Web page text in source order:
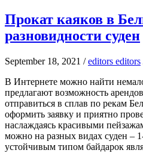
Прокат каяков в
разновидности суден
September 18, 2021 /editors editors
В Интернете можно найти
предлагают возможность
отправиться в сплав по рекам
оформить заявку и приятно
наслаждаясь красивыми
можно на разных видах суден –
устойчивым типом байдарок